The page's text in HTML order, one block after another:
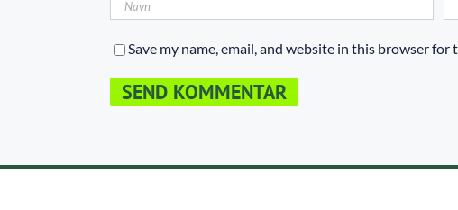
Save my name, email, and website in this browser for